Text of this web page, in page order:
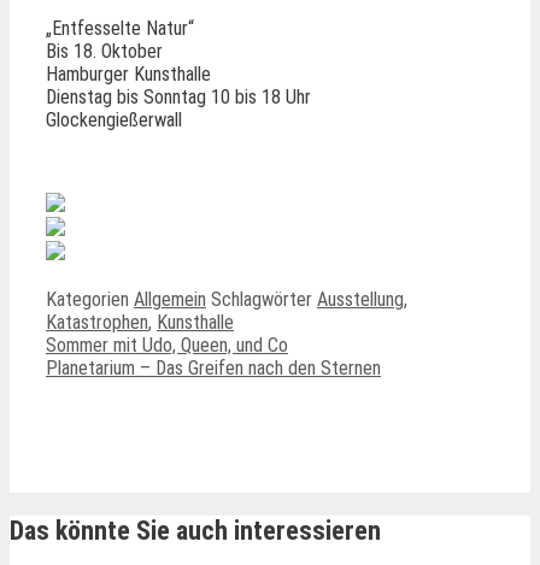
„Entfesselte Natur“
Bis 18. Oktober
Hamburger Kunsthalle
Dienstag bis Sonntag 10 bis 18 Uhr
Glockengießerwall
Kategorien Allgemein Schlagwörter Ausstellung,
Katastrophen, Kunsthalle
Sommer mit Udo, Queen, und Co
Planetarium – Das Greifen nach den Sternen
Das könnte Sie auch interessieren